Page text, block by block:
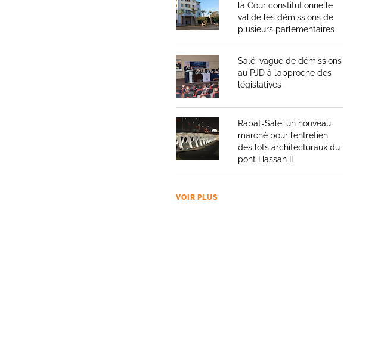
la Cour constitutionnelle
valide les démissions de
plusieurs parlementaires
Salé: vague de démissions
au PJD à l’approche des
législatives
Rabat-Salé: un nouveau
marché pour l’entretien
des lots architecturaux du
pont Hassan II
VOIR PLUS